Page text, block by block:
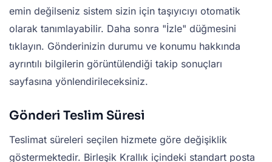
emin değilseniz sistem sizin için taşıyıcıyı otomatik
olarak tanımlayabilir. Daha sonra "İzle" düğmesini
tıklayın. Gönderinizin durumu ve konumu hakkında
ayrıntılı bilgilerin görüntülendiği takip sonuçları
sayfasına yönlendirileceksiniz.
Gönderi Teslim Süresi
Teslimat süreleri seçilen hizmete göre değişiklik
göstermektedir. Birleşik Krallık içindeki standart posta